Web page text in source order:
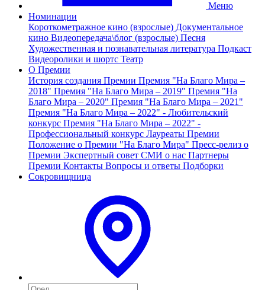
Меню
Номинации
Короткометражное кино (взрослые) Документальное
кино Видеопередача\блог (взрослые) Песня
Художественная и познавательная литература Подкаст
Видеоролики и шортс Театр
О Премии
История создания Премии Премия "На Благо Мира –
2018" Премия "На Благо Мира – 2019" Премия "На
Благо Мира – 2020" Премия "На Благо Мира – 2021"
Премия "На Благо Мира – 2022" - Любительский
конкурс Премия "На Благо Мира – 2022" -
Профессиональный конкурс Лауреаты Премии
Положение о Премии "На Благо Мира" Пресс-релиз о
Премии Экспертный совет СМИ о нас Партнеры
Премии Контакты Вопросы и ответы Подборки
Сокровищница